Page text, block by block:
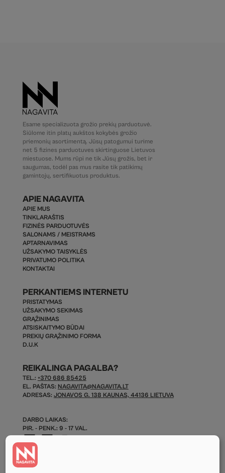
Esame specializuota grožio prekių parduotuvė.
Siūlome itin platų aukštos kokybės grožio
priemonių asortimentą. Jūsų patogumui turime
net 5 fizines parduotuves skirtinguose Lietuvos
miestuose. Mums rūpi ne tik Jūsų grožis, bet ir
saugumas, todėl pas mus rasite tik patikimų
gamintojų, sertifikuotus produktus.
APIE NAGAVITA
APIE MUS
TINKLARAŠTIS
FIZINĖS PARDUOTUVĖS
SALONAMS / MEISTRAMS
APTARNAVIMAS
UŽSAKYMO TAISYKLĖS
PRIVATUMO POLITIKA
KONTAKTAI
PERKANTIEMS INTERNETU
PRISTATYMAS
UŽSAKYMO SEKIMAS
GRĄŽINIMAS
ATSISKAITYMO BŪDAI
PREKIŲ GRĄŽINIMO FORMA
D.U.K
REIKALINGA PAGALBA?
TEL.: +370 686 85425
EL. PAŠTAS: NAGAVITA@NAGAVITA.LT
ADRESAS: JONAVOS G. 138 KAUNAS, 44136 LIETUVA
DARBO LAIKAS:
PIR. - PENK.: 9 - 17 VAL.